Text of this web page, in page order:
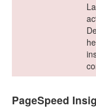
PageSpeed